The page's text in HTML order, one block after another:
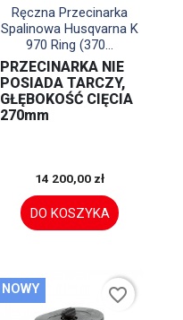
Szybki podgląd
Ręczna Przecinarka
Spalinowa Husqvarna K
970 Ring (370...
PRZECINARKA NIE
POSIADA TARCZY,
GŁĘBOKOŚĆ CIĘCIA
270mm
14 200,00 zł
DO KOSZYKA
NOWY favorite_border